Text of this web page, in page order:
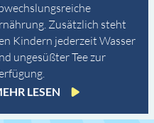
Zusätzlich steht
Kindern jederzeit Wasser
ungesüßter Tee zur
LESEN